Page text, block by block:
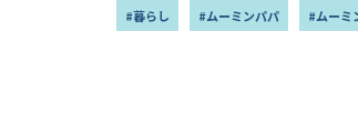
#暮らし #ムーミンパパ #ムーミ